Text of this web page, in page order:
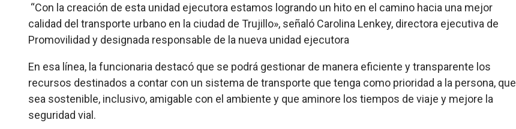
“Con la creación de esta unidad ejecutora estamos logrando un hito en el camino hacia una mejor
calidad del transporte urbano en la ciudad de Trujillo», señaló Carolina Lenkey, directora ejecutiva de
Promovilidad y designada responsable de la nueva unidad ejecutora
En esa línea, la funcionaria destacó que se podrá gestionar de manera eficiente y transparente los
recursos destinados a contar con un sistema de transporte que tenga como prioridad a la persona, que
sea sostenible, inclusivo, amigable con el ambiente y que aminore los tiempos de viaje y mejore la
seguridad vial.